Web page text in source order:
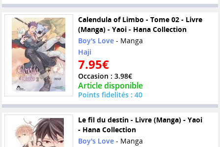
Calendula of Limbo - Tome 02 - Livre
(Manga) - Yaoi - Hana Collection
Boy's Love- Manga
Haji
7.95€
Occasion : 3.98€
Article disponible
Points fidelités : 40
Le fil du destin - Livre (Manga) - Yaoi
- Hana Collection
Boy's Love- Manga